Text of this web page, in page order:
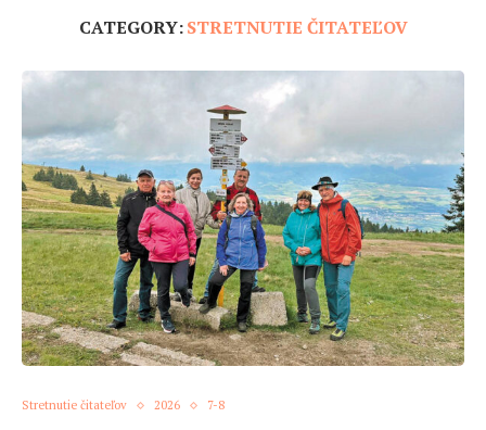
CATEGORY: STRETNUTIE ČITATEĽOV
Stretnutie čitateľov 2026 7-8